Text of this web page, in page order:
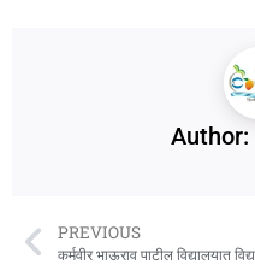
Author:
PREVIOUS